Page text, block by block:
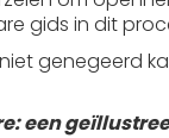
gids in dit
genegeerd
een